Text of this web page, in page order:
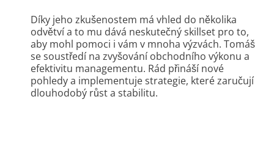
Díky jeho zkušenostem má vhled do několika
odvětví a to mu dává neskutečný skillset pro to,
aby mohl pomoci i vám v mnoha výzvách. Tomáš
se soustředí na zvyšování obchodního výkonu a
efektivitu managementu. Rád přináší nové
pohledy a implementuje strategie, které zaručují
dlouhodobý růst a stabilitu.